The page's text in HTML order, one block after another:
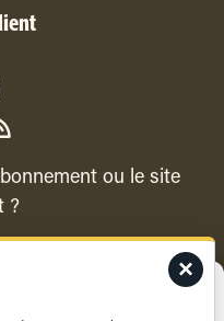
ou le site
?
client ×